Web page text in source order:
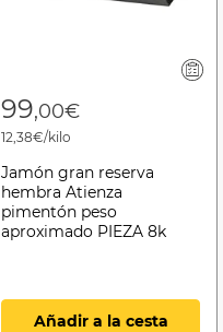
99,00€
12,38€/kilo
Jamón gran reserva
hembra Atienza
pimentón peso
aproximado PIEZA 8k
Añadir a la cesta